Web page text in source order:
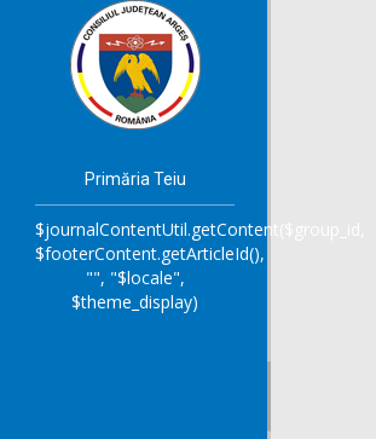
Primăria Teiu
$journalContentUtil.getContent($group_id,
$footerContent.getArticleId(),
"", "$locale",
$theme_display)